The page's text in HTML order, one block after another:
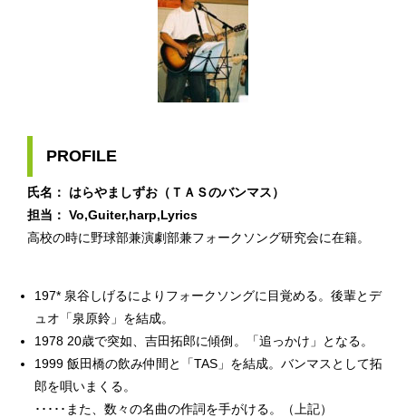
PROFILE
氏名： はらやましずお（ＴＡＳのバンマス）
担当： Vo,Guiter,harp,Lyrics
高校の時に野球部兼演劇部兼フォークソング研究会に在籍。
197* 泉谷しげるによりフォークソングに目覚める。後輩とデ
ュオ「泉原鈴」を結成。
1978 20歳で突如、吉田拓郎に傾倒。「追っかけ」となる。
1999 飯田橋の飲み仲間と「TAS」を結成。バンマスとして拓
郎を唄いまくる。
･････また、数々の名曲の作詞を手がける。（上記）